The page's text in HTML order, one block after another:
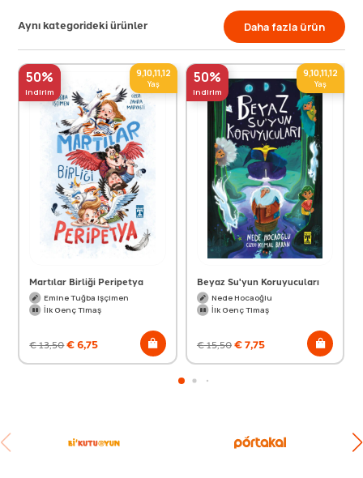
Aynı kategorideki ürünler Daha fazla ürün
50%
indirim
9,10,11,12
Yaş
Martılar Birliği Peripetya
Emine Tuğba Işçimen
İlk Genç Timaş
€13,50€6,75
50%
indirim
9,10,11,12
Yaş
Beyaz Su'yun Koruyucuları
Nede Hocaoğlu
İlk Genç Timaş
€15,50€7,75